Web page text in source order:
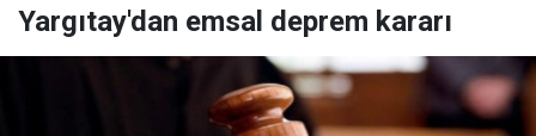
Yargıtay'dan emsal deprem kararı